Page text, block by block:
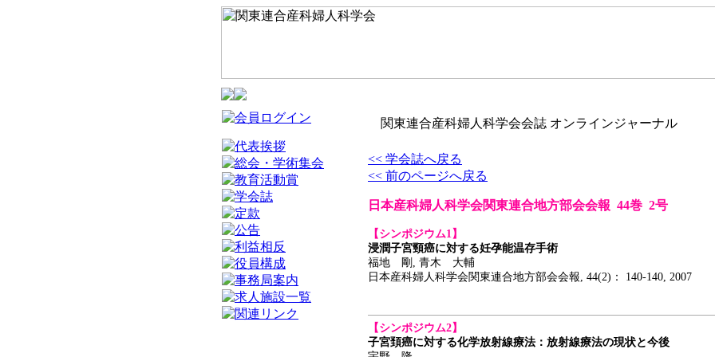
関東連合産科婦人科学会会誌 オンラインジャーナル
<< 学会誌へ戻る
<< 前のページへ戻る
日本産科婦人科学会関東連合地方部会会報 44巻 2号
【シンポジウム1】
浸潤子宮頸癌に対する妊孕能温存手術
福地 剛, 青木 大輔
日本産科婦人科学会関東連合地方部会会報, 44(2)： 140-140, 2007
【シンポジウム2】
子宮頚癌に対する化学放射線療法：放射線療法の現状と今後